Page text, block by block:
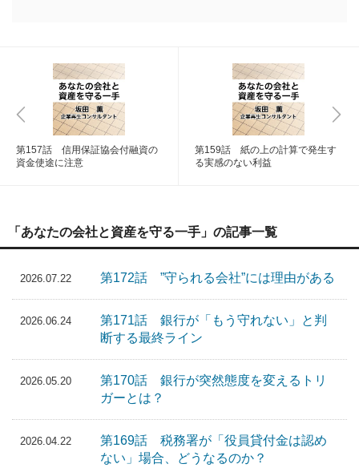
第157話 信用保証協会付融資の
資金使途に注意
第159話 紙の上の計算で発生す
る実感のない利益
「あなたの会社と資産を守る一手」の記事一覧
2026.07.22 第172話 ”守られる会社”には理由がある
2026.06.24
第171話 銀行が「もう守れない」と判
断する最終ライン
2026.05.20
第170話 銀行が突然態度を変えるトリ
ガーとは？
2026.04.22
第169話 税務署が「役員貸付金は認め
ない」場合、どうなるのか？